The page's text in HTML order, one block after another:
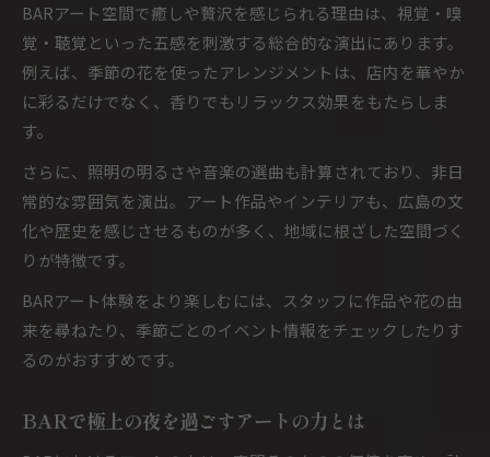
BARアート空間で癒しや贅沢を感じられる理由は、視覚・嗅
覚・聴覚といった五感を刺激する総合的な演出にあります。
例えば、季節の花を使ったアレンジメントは、店内を華やか
に彩るだけでなく、香りでもリラックス効果をもたらしま
す。
さらに、照明の明るさや音楽の選曲も計算されており、非日
常的な雰囲気を演出。アート作品やインテリアも、広島の文
化や歴史を感じさせるものが多く、地域に根ざした空間づく
りが特徴です。
BARアート体験をより楽しむには、スタッフに作品や花の由
来を尋ねたり、季節ごとのイベント情報をチェックしたりす
るのがおすすめです。
BARで極上の夜を過ごすアートの力とは